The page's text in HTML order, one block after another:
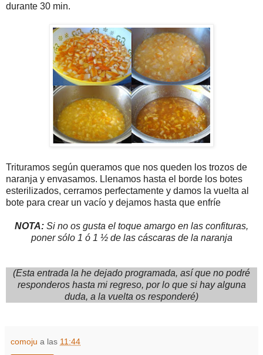
durante 30 min.
Trituramos según queramos que nos queden los trozos de
naranja y envasamos. Llenamos hasta el borde los botes
esterilizados, cerramos perfectamente y damos la vuelta al
bote para crear un vacío y dejamos hasta que enfríe
NOTA: Si no os gusta el toque amargo en las confituras,
poner sólo 1 ó 1 ½ de las cáscaras de la naranja
(Esta entrada la he dejado programada, así que no podré
responderos hasta mi regreso, por lo que si hay alguna
duda, a la vuelta os responderé)
comoju a las 11:44